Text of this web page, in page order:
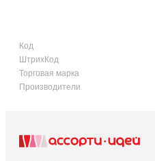
Код
ШтрихКод
Торговая марка
Производители